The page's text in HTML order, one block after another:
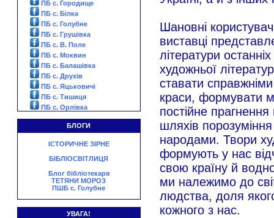
ПБ с. Городище
ПБ с. Білка
ПБ с. Голубне
ПБ с. Грушівка
ПБ с. В. Поле
ПБ с. Моквин
ПБ с. Балашівка
ПБ с. Друхів
ПБ с. Яцьковичі
ПБ с. Тишиця
ПБ с. Орлівка
БЛОГИ
ІСТОРИЧНЕ ЗІРНЕ
БІБЛІОСВІТЛИЦЯ
Блог бібліотекаря
ТЕТЯНИ МОРОЗ
ПШБ с. Голубне
УВАГА!
Шановні
виставці
літератури
художньої
ставати
краси, формувати
постійне прагнення
шляхів
народами. Твори
формують у нас
свою країну й
ми належимо до
людства, доля
кожного з нас.